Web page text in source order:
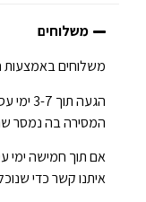
משלוחים
משלוחים באמצעות
המסירה בה נמסר
אם תוך חמישה ימי
איתנו קשר כדי